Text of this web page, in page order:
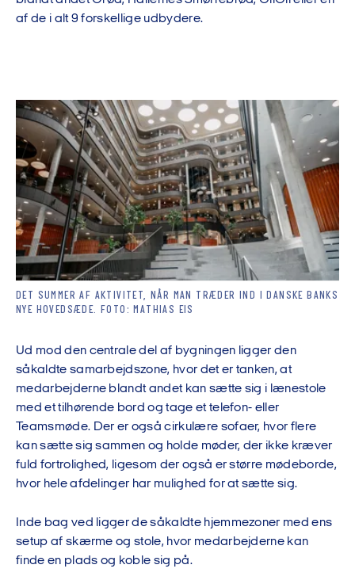
af de i alt 9 forskellige udbydere.
DET SUMMER AF AKTIVITET, NÅR MAN TRÆDER IND I DANSKE BANKS
NYE HOVEDSÆDE. FOTO: MATHIAS EIS
Ud mod den centrale del af bygningen ligger den
såkaldte samarbejdszone, hvor det er tanken, at
medarbejderne blandt andet kan sætte sig i lænestole
med et tilhørende bord og tage et telefon- eller
Teamsmøde. Der er også cirkulære sofaer, hvor flere
kan sætte sig sammen og holde møder, der ikke kræver
fuld fortrolighed, ligesom der også er større mødeborde,
hvor hele afdelinger har mulighed for at sætte sig.
Inde bag ved ligger de såkaldte hjemmezoner med ens
setup af skærme og stole, hvor medarbejderne kan
finde en plads og koble sig på.